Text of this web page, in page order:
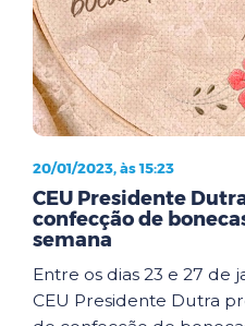
20/01/2023, às 15:23
CEU Presidente
confecção de
semana
Entre os dias 23 e 27 de
CEU Presidente Dutra